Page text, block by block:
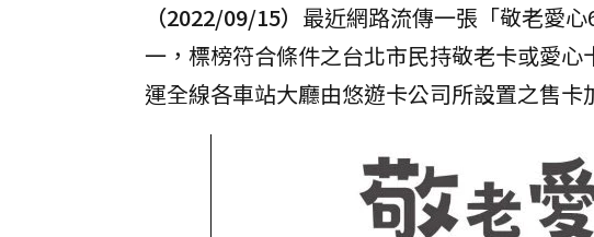
（2022/09/15） 最近網路流傳一張「敬老愛
一，標榜符合條件之台北市民持敬老卡或愛
運全線各車站大廳由悠遊卡公司所設置之售卡